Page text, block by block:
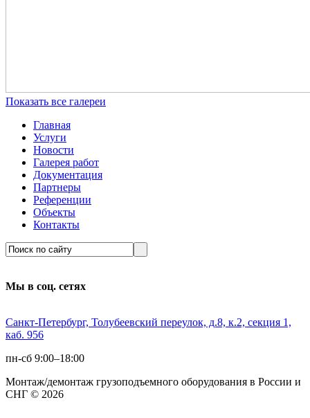
Показать все галереи
Главная
Услуги
Новости
Галерея работ
Документация
Партнеры
Референции
Объекты
Контакты
Мы в соц. сетях
Санкт-Петербург, Толубеевский переулок, д.8, к.2, секция 1,
каб. 956
пн-сб 9:00–18:00
Монтаж/демонтаж грузоподъемного оборудования в России и
СНГ © 2026